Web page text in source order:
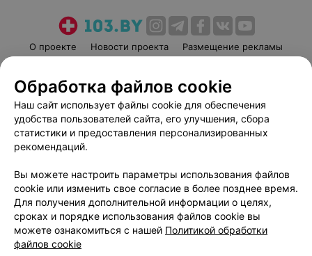
О проекте Новости проекта
Размещение рекламы
Пользовательское соглашение
Способы оплаты
Вакансии
Партнеры
Написать руководителю 103.by
Обработка персональных данных
Обработка файлов cookie
Наш сайт использует файлы cookie для обеспечения
удобства пользователей сайта, его улучшения, сбора
статистики и предоставления персонализированных
рекомендаций.
Вы можете настроить параметры использования файлов
cookie или изменить свое согласие в более позднее время.
Для получения дополнительной информации о целях,
сроках и порядке использования файлов cookie вы
можете ознакомиться с нашей Политикой обработки
файлов cookie